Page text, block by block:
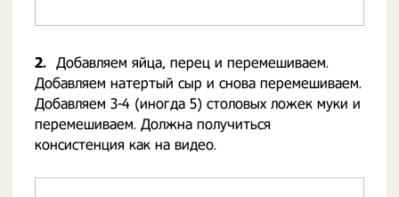
2. Добавляем яйца, перец и перемешиваем.
Добавляем натертый сыр и снова перемешиваем.
Добавляем 3-4 (иногда 5) столовых ложек муки и
перемешиваем. Должна получиться
консистенция как на видео.